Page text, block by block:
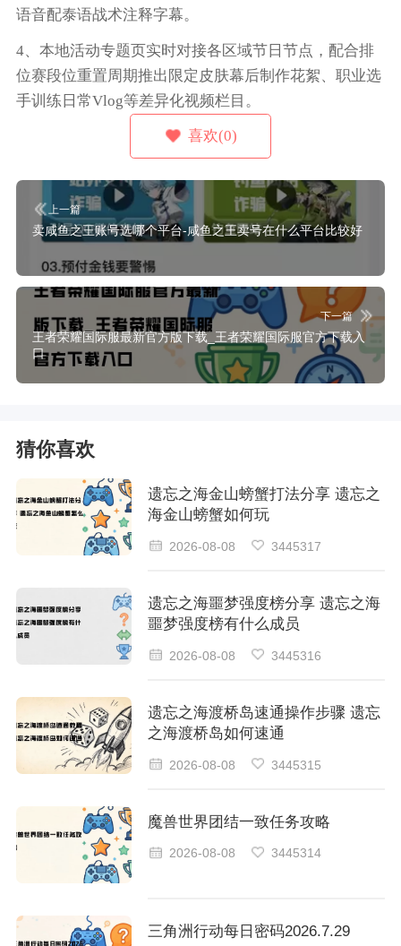
语音配泰语战术注释字幕。
4、本地活动专题页实时对接各区域节日节点，配合排
位赛段位重置周期推出限定皮肤幕后制作花絮、职业选
手训练日常Vlog等差异化视频栏目。
喜欢(0)
上一篇
卖咸鱼之王账号选哪个平台-咸鱼之王卖号在什么平台比较好
下一篇
王者荣耀国际服最新官方版下载_王者荣耀国际服官方下载入
口
猜你喜欢
遗忘之海金山螃蟹打法分享 遗忘之
海金山螃蟹如何玩
2026-08-08 3445317
遗忘之海噩梦强度榜分享 遗忘之海
噩梦强度榜有什么成员
2026-08-08 3445316
遗忘之海渡桥岛速通操作步骤 遗忘
之海渡桥岛如何速通
2026-08-08 3445315
魔兽世界团结一致任务攻略
2026-08-08 3445314
三角洲行动每日密码2026.7.29